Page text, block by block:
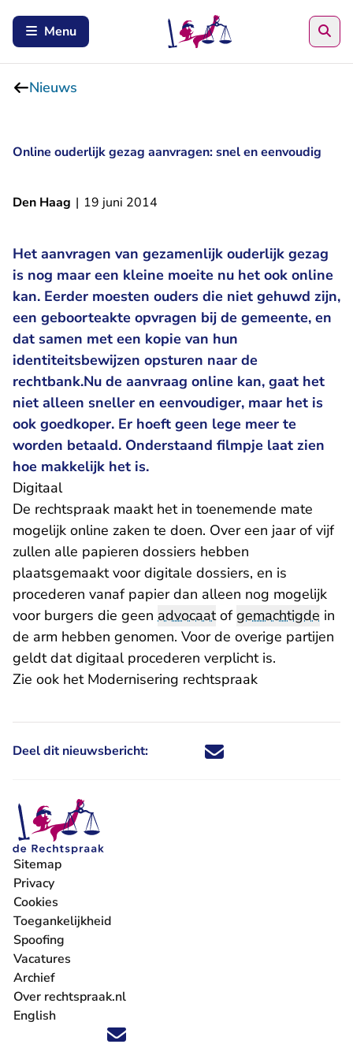
Menu
Nieuws
Online ouderlijk gezag aanvragen: snel en eenvoudig
Den Haag | 19 juni 2014
Het aanvragen van gezamenlijk ouderlijk gezag
is nog maar een kleine moeite nu het ook online
kan. Eerder moesten ouders die niet gehuwd zijn,
een geboorteakte opvragen bij de gemeente, en
dat samen met een kopie van hun
identiteitsbewijzen opsturen naar de
rechtbank.Nu de aanvraag online kan, gaat het
niet alleen sneller en eenvoudiger, maar het is
ook goedkoper. Er hoeft geen lege meer te
worden betaald. Onderstaand filmpje laat zien
hoe makkelijk het is.
Digitaal
De rechtspraak maakt het in toenemende mate
mogelijk online zaken te doen. Over een jaar of vijf
zullen alle papieren dossiers hebben
plaatsgemaakt voor digitale dossiers, en is
procederen vanaf papier dan alleen nog mogelijk
voor burgers die geen advocaatofgemachtigde in
de arm hebben genomen. Voor de overige partijen
geldt dat digitaal procederen verplicht is.
Zie ook het Modernisering rechtspraak
Deel dit nieuwsbericht: Deel dit nieuwsbericht via X -
Deel dit nieuwsbericht via
Deel dit nieuwsbericht
Deel dit
Volg ons op X (Twitter) - U verlaat Rechtspraak.nl
Volg ons op Facebook - U verlaat Rechtspraak.nl
Volg ons op Instagram - U verlaat Rechtspraak.nl
Volg ons op Youtube - U verlaat Rechtspraak.nl
Volg ons op LinkedIn - U verlaat
'Blijf op de hoogte' nieuwsbrief - U verlaat
Sitemap
Privacy
Cookies
Toegankelijkheid
Spoofing
Vacatures
- U verlaat Rechtspraak.nl
Archief
Over rechtspraak.nl
English